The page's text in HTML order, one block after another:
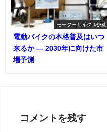
モーターサイクル技術
電動バイクの本格普及はいつ
来るか ― 2030年に向けた市
場予測
コメントを残す